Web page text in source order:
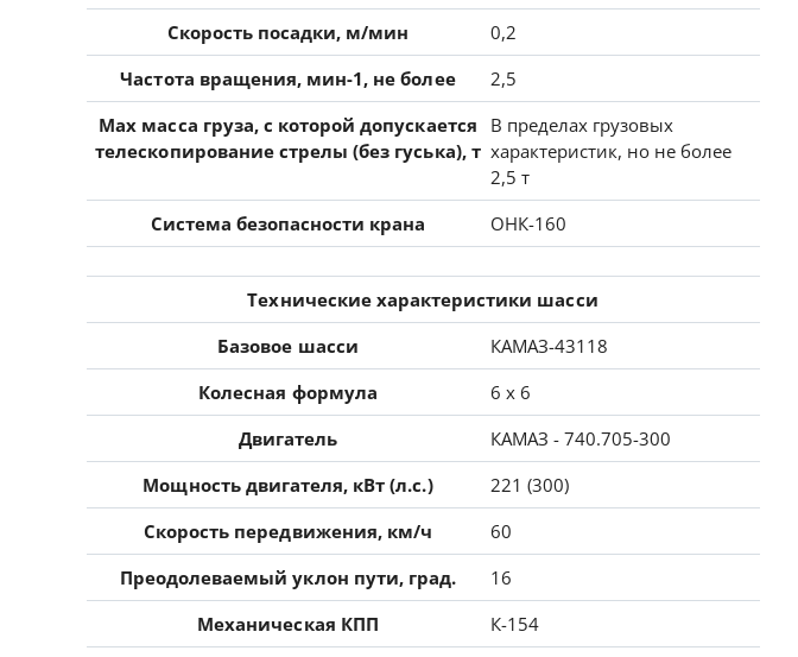
Скорость посадки, м/мин
0,2
Частота вращения, мин-1, не более
2,5
Max масса груза, с которой допускается
телескопирование стрелы (без гуська), т
В пределах грузовых
характеристик, но не более
2,5 т
Система безопасности крана
ОНК-160
Технические характеристики шасси
Базовое шасси
КАМАЗ-43118
Колесная формула
6 x 6
Двигатель
КАМАЗ - 740.705-300
Мощность двигателя, кВт (л.с.)
221 (300)
Скорость передвижения, км/ч
60
Преодолеваемый уклон пути, град.
16
Механическая КПП
К-154